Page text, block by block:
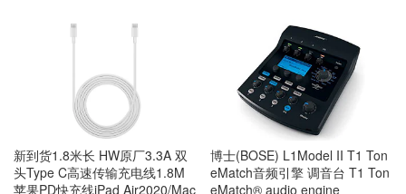
新到货1.8米长 HW原厂3.3A 双
头Type C高速传输充电线1.8M
苹果PD快充线iPad Air2020/Mac
博士(BOSE) L1Model II T1 Ton
eMatch音频引擎 调音台 T1 Ton
eMatch® audio engine